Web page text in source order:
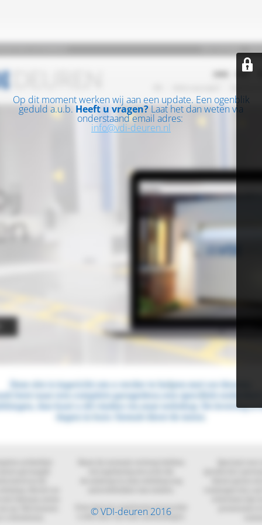
Op dit moment werken wij aan een update. Een ogenblik
geduld a.u.b. Heeft u vragen? Laat het dan weten via
onderstaand email adres:
info@vdi-deuren.nl
© VDI-deuren 2016